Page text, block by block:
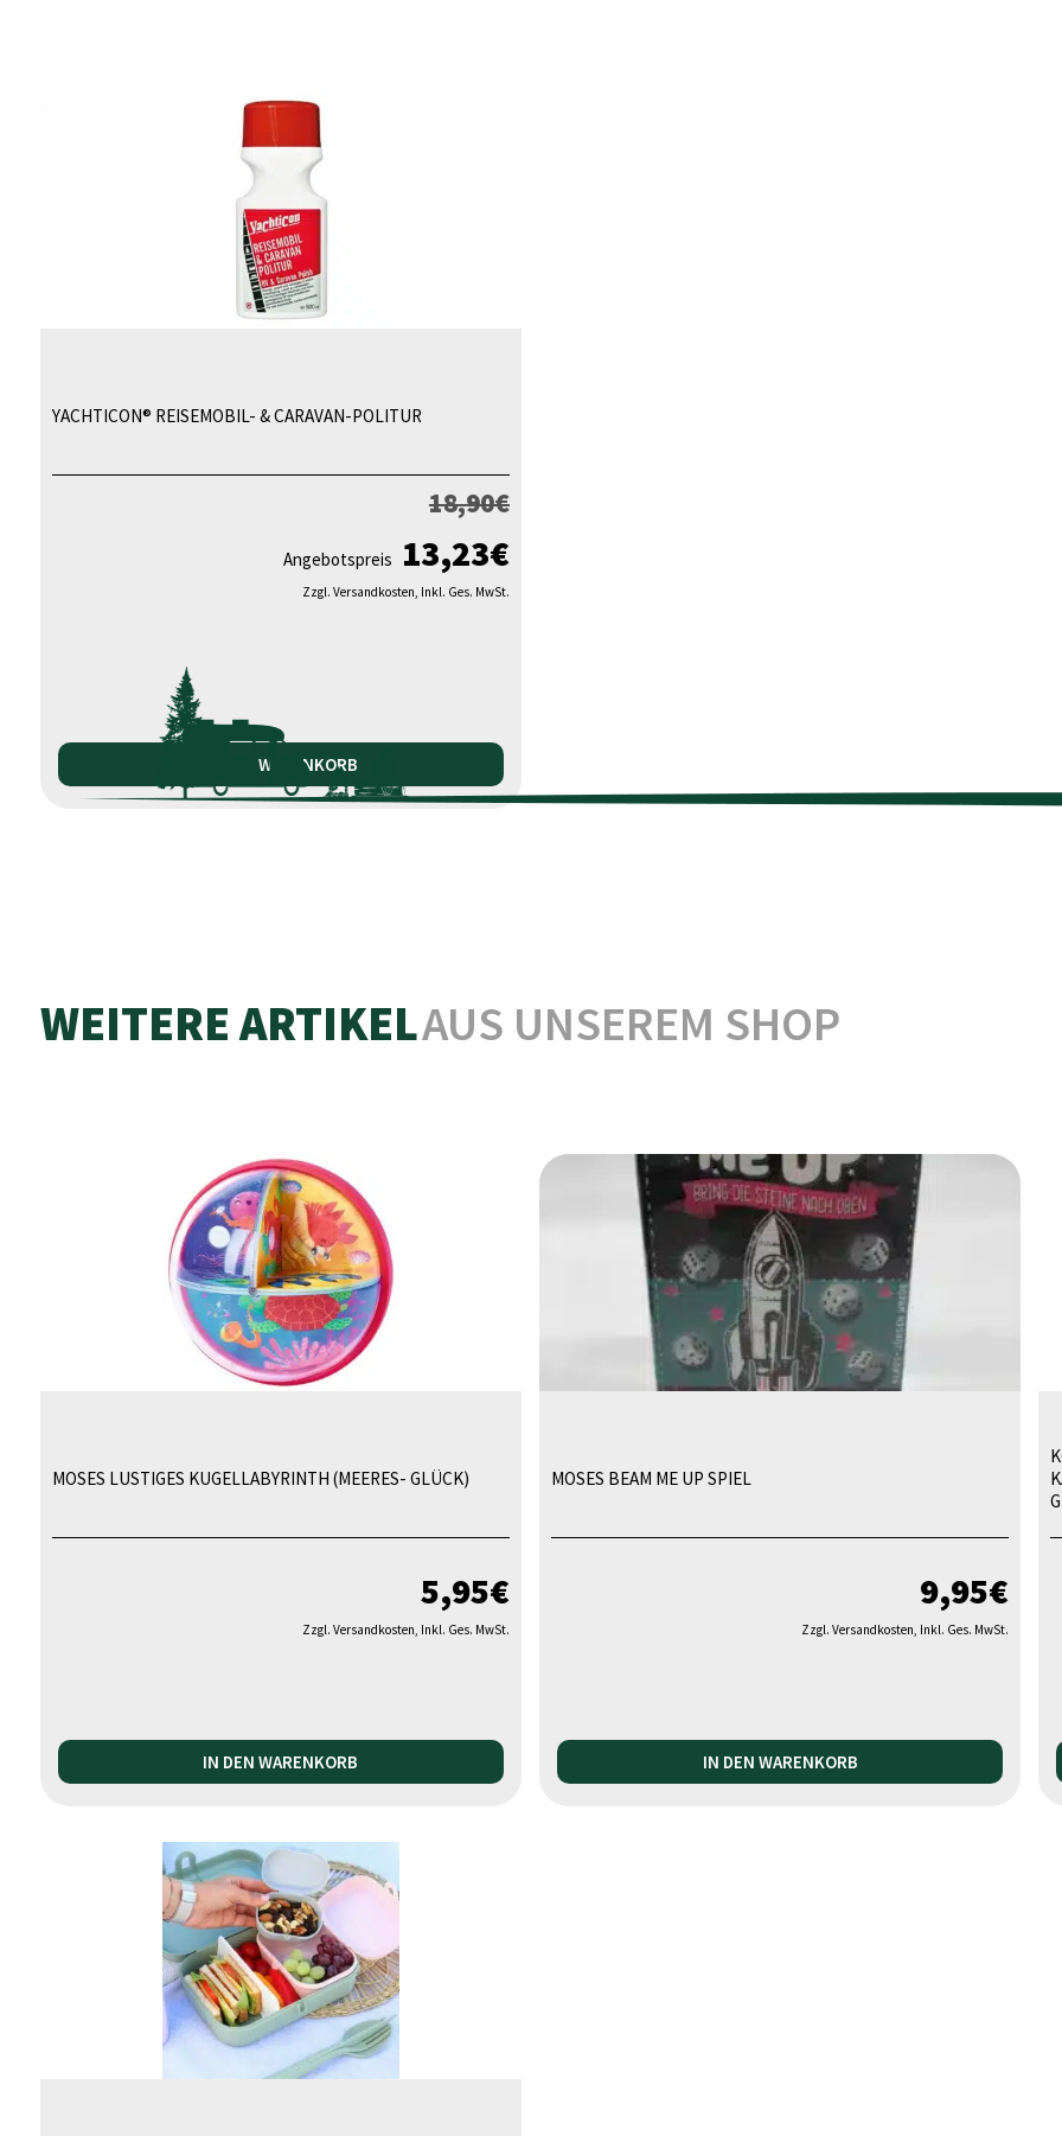
YACHTICON® REISEMOBIL- & CARAVAN-POLITUR
18,90€
Angebotspreis 13,23€
Zzgl. Versandkosten, Inkl. Ges. MwSt.
IN DEN WARENKORB
WEITERE ARTIKELAUS UNSEREM SHOP
MOSES LUSTIGES KUGELLABYRINTH (MEERES- GLÜCK)
5,95€
Zzgl. Versandkosten, Inkl. Ges. MwSt.
IN DEN WARENKORB
MOSES BEAM ME UP SPIEL
9,95€
Zzgl. Versandkosten, Inkl. Ges. MwSt.
IN DEN WARENKORB